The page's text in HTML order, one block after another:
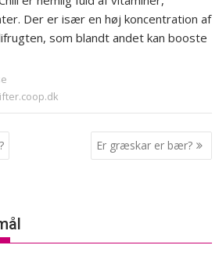
Der er især en høj koncentration af
som blandt andet kan booste
Er græskar er bær?